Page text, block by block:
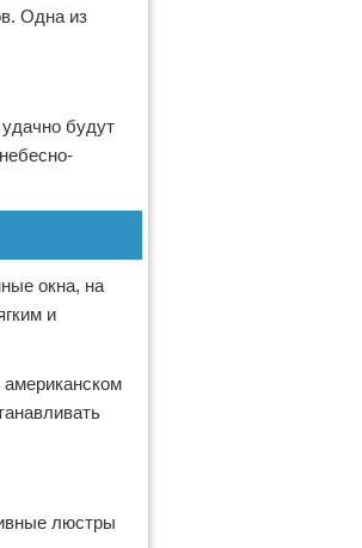
Одна из
будут
окна, на
и
американском
люстры